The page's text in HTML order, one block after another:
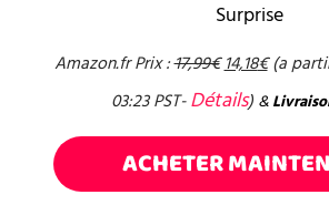
Surprise
Amazon.fr Prix :17,99€ 14,18€(a
03:23 PST-Détails) &
ACHETER